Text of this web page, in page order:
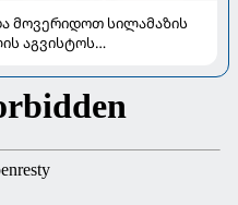
მოვერიდოთ სილამაზის
აგვისტოს